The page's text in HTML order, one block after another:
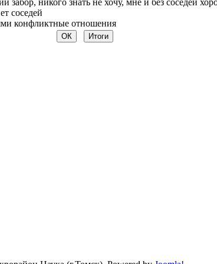
соседей
конфликтные отношения